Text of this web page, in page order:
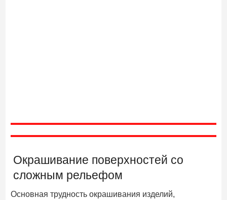
Окрашивание поверхностей со
сложным рельефом
Основная трудность окрашивания изделий,